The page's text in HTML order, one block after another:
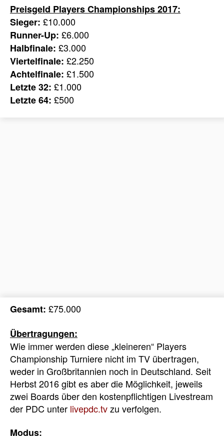
Preisgeld Players Championships 2017:
Sieger: £10.000
Runner-Up: £6.000
Halbfinale: £3.000
Viertelfinale: £2.250
Achtelfinale: £1.500
Letzte 32: £1.000
Letzte 64: £500
Gesamt: £75.000
Übertragungen:
Wie immer werden diese „kleineren“ Players
Championship Turniere nicht im TV übertragen,
weder in Großbritannien noch in Deutschland. Seit
Herbst 2016 gibt es aber die Möglichkeit, jeweils
zwei Boards über den kostenpflichtigen Livestream
der PDC unter livepdc.tvzu verfolgen.
Modus: